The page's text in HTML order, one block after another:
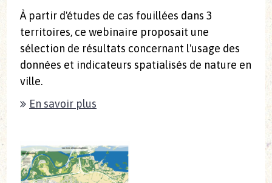
À partir d'études de cas fouillées dans 3
territoires, ce webinaire proposait une
sélection de résultats concernant l'usage des
données et indicateurs spatialisés de nature en
ville.
En savoir plus